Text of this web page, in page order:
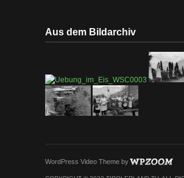
Aus dem Bildarchiv
WordPress Video Theme by